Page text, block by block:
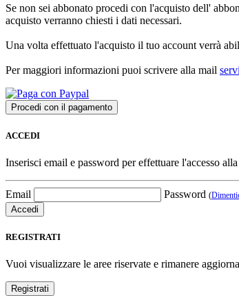
Se non sei abbonato procedi con l'acquisto dell'
acquisto verranno chiesti i dati necessari.
Una volta effettuato l'acquisto il tuo account verrà
Per maggiori informazioni puoi scrivere alla mail
ACCEDI
Inserisci email e password per effettuare l'accesso
Email Password (
REGISTRATI
Vuoi visualizzare le aree riservate e rimanere